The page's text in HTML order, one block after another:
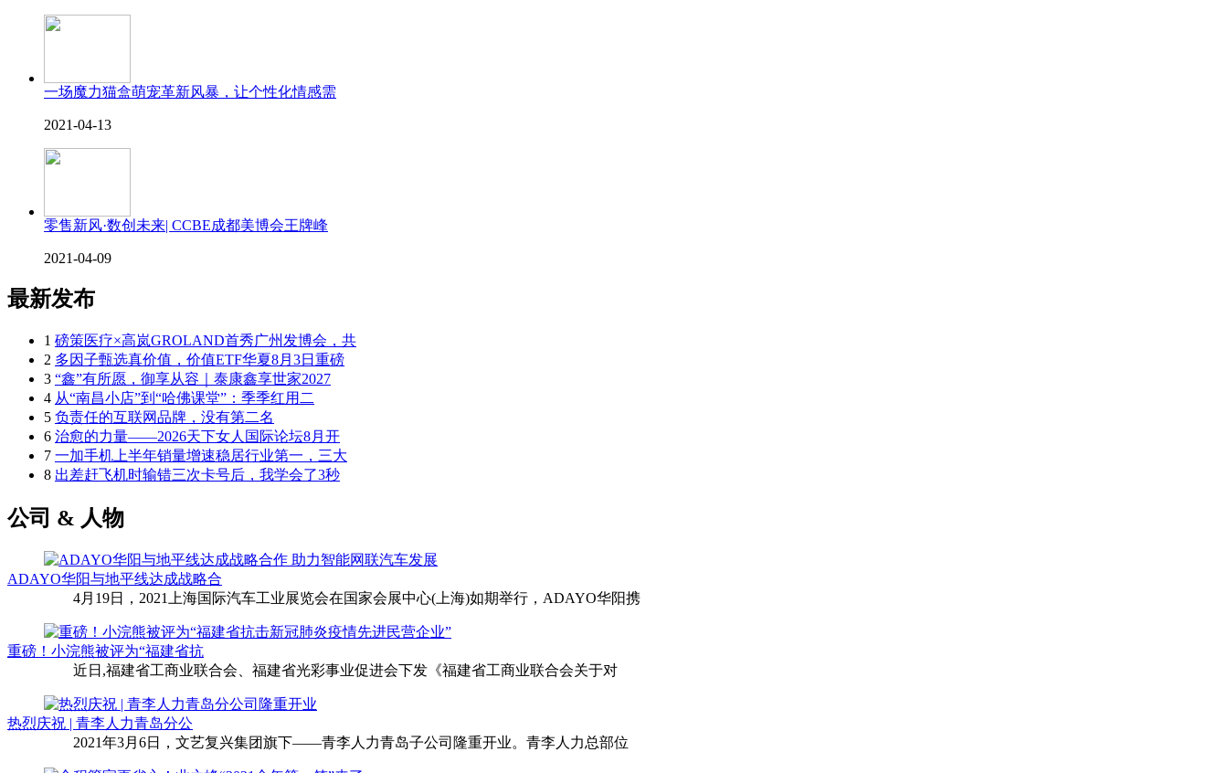
一场魔力猫盒萌宠革新风暴，让个性化情感需
2021-04-13
零售新风·数创未来| CCBE成都美博会王牌峰
2021-04-09
最新发布
1 磅策医疗×高岚GROLAND首秀广州发博会，共
2 多因子甄选真价值，价值ETF华夏8月3日重磅
3 “鑫”有所愿，御享从容｜泰康鑫享世家2027
4 从“南昌小店”到“哈佛课堂”：季季红用二
5 负责任的互联网品牌，没有第二名
6 治愈的力量——2026天下女人国际论坛8月开
7 一加手机上半年销量增速稳居行业第一，三大
8 出差赶飞机时输错三次卡号后，我学会了3秒
公司 & 人物
ADAYO华阳与地平线达成战略合
4月19日，2021上海国际汽车工业展览会在国家会展中心(上海)如期举行，ADAYO华阳携
重磅！小浣熊被评为“福建省抗
近日,福建省工商业联合会、福建省光彩事业促进会下发《福建省工商业联合会关于对
热烈庆祝 | 青李人力青岛分公
2021年3月6日，文艺复兴集团旗下——青李人力青岛子公司隆重开业。青李人力总部位